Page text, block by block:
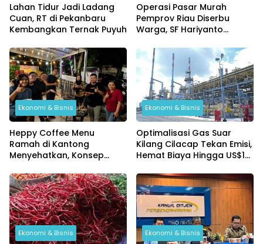
Lahan Tidur Jadi Ladang
Cuan, RT di Pekanbaru
Kembangkan Ternak Puyuh
Operasi Pasar Murah
Pemprov Riau Diserbu
Warga, SF Hariyanto
Pokok Lebih Murah
Ekonomi & Bisnis
Heppy Coffee Menu
Ramah di Kantong
Menyehatkan, Konsep
anak Muda
Ekonomi & Bisnis
Optimalisasi Gas Suar
Kilang Cilacap Tekan Emisi,
Hemat Biaya Hingga US$10
Ekonomi & Bisnis Ekonomi & Bisnis